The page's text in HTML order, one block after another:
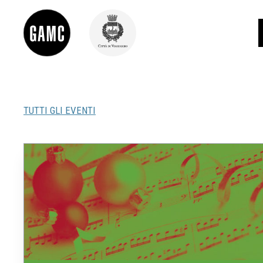
SHOP
LE COLLEZIONI
GLI AUTORI
LORENZO VIANI
MOSTRE
EVENTI
PALAZZO DELLE MUSE
TUTTI GLI EVENTI